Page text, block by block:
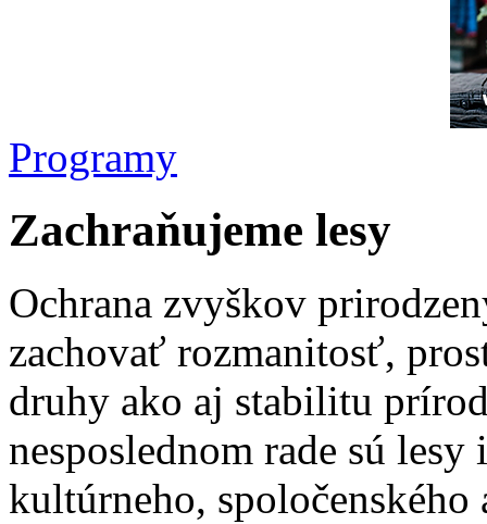
Programy
Zachraňujeme lesy
Ochrana zvyškov
zachovať rozmanitosť,
druhy ako aj stabilitu
nesposlednom rade sú
kultúrneho,